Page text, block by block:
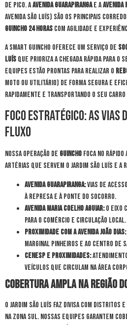
de pico. AAvenida Guarapirangae aAvenida
Avenida São Luís) são os principais
guincho 24 horas com agilidade e
A Smart Guincho oferece um serviço de
Luís que prioriza a chegada rápida para o
equipes estão prontas para realizar o
moto ou utilitário) de forma segura e
rapidamente e transportando o seu carro
Foco Estratégico: As Vias
Fluxo
Nossa operação de guincho foca no rápido
artérias que servem o Jardim São Luís e a
Avenida Guarapiranga:Vias de
à Represa e à Ponte do Socorro.
Avenida Maria Coelho Aguiar:O eixo
para o comércio e circulação local.
Proximidade com a Avenida João Dias:
Marginal Pinheiros e ao centro de
Cenesp e Proximidades:
veículos que circulam na área
Cobertura Ampla na Região
O Jardim São Luís faz divisa com distritos
na Zona Sul. Nossas equipes garantem